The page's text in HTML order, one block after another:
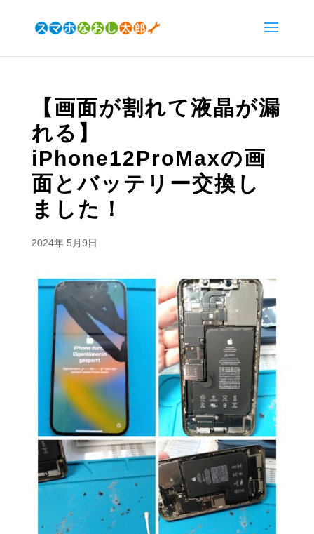
【画面が割れて液晶が漏
れる】
iPhone12ProMaxの画
面とバッテリー交換し
ました！
2024年 5月9日